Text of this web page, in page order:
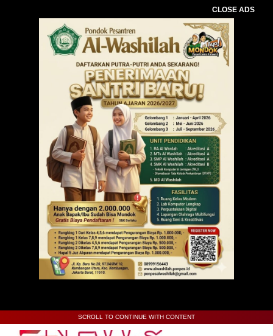
CLOSE ADS
SCROLL TO CONTINUE WITH CONTENT